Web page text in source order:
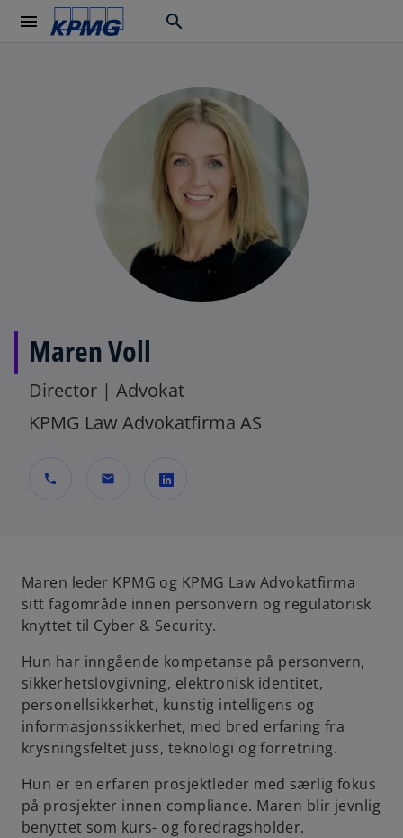
menu search
Maren Voll
Director | Advokat
KPMG Law Advokatfirma AS
call mail
n
s
i
a
n
e
w
t
Maren leder KPMG og KPMG Law Advokatfirma
sitt fagområde innen personvern og regulatorisk
knyttet til Cyber & Security.
Hun har inngående kompetanse på personvern,
sikkerhetslovgivning, elektronisk identitet,
personellsikkerhet, kunstig intelligens og
informasjonssikkerhet, med bred erfaring fra
krysningsfeltet juss, teknologi og forretning.
Hun er en erfaren prosjektleder med særlig fokus
på prosjekter innen compliance. Maren blir jevnlig
benyttet som kurs- og foredragsholder.